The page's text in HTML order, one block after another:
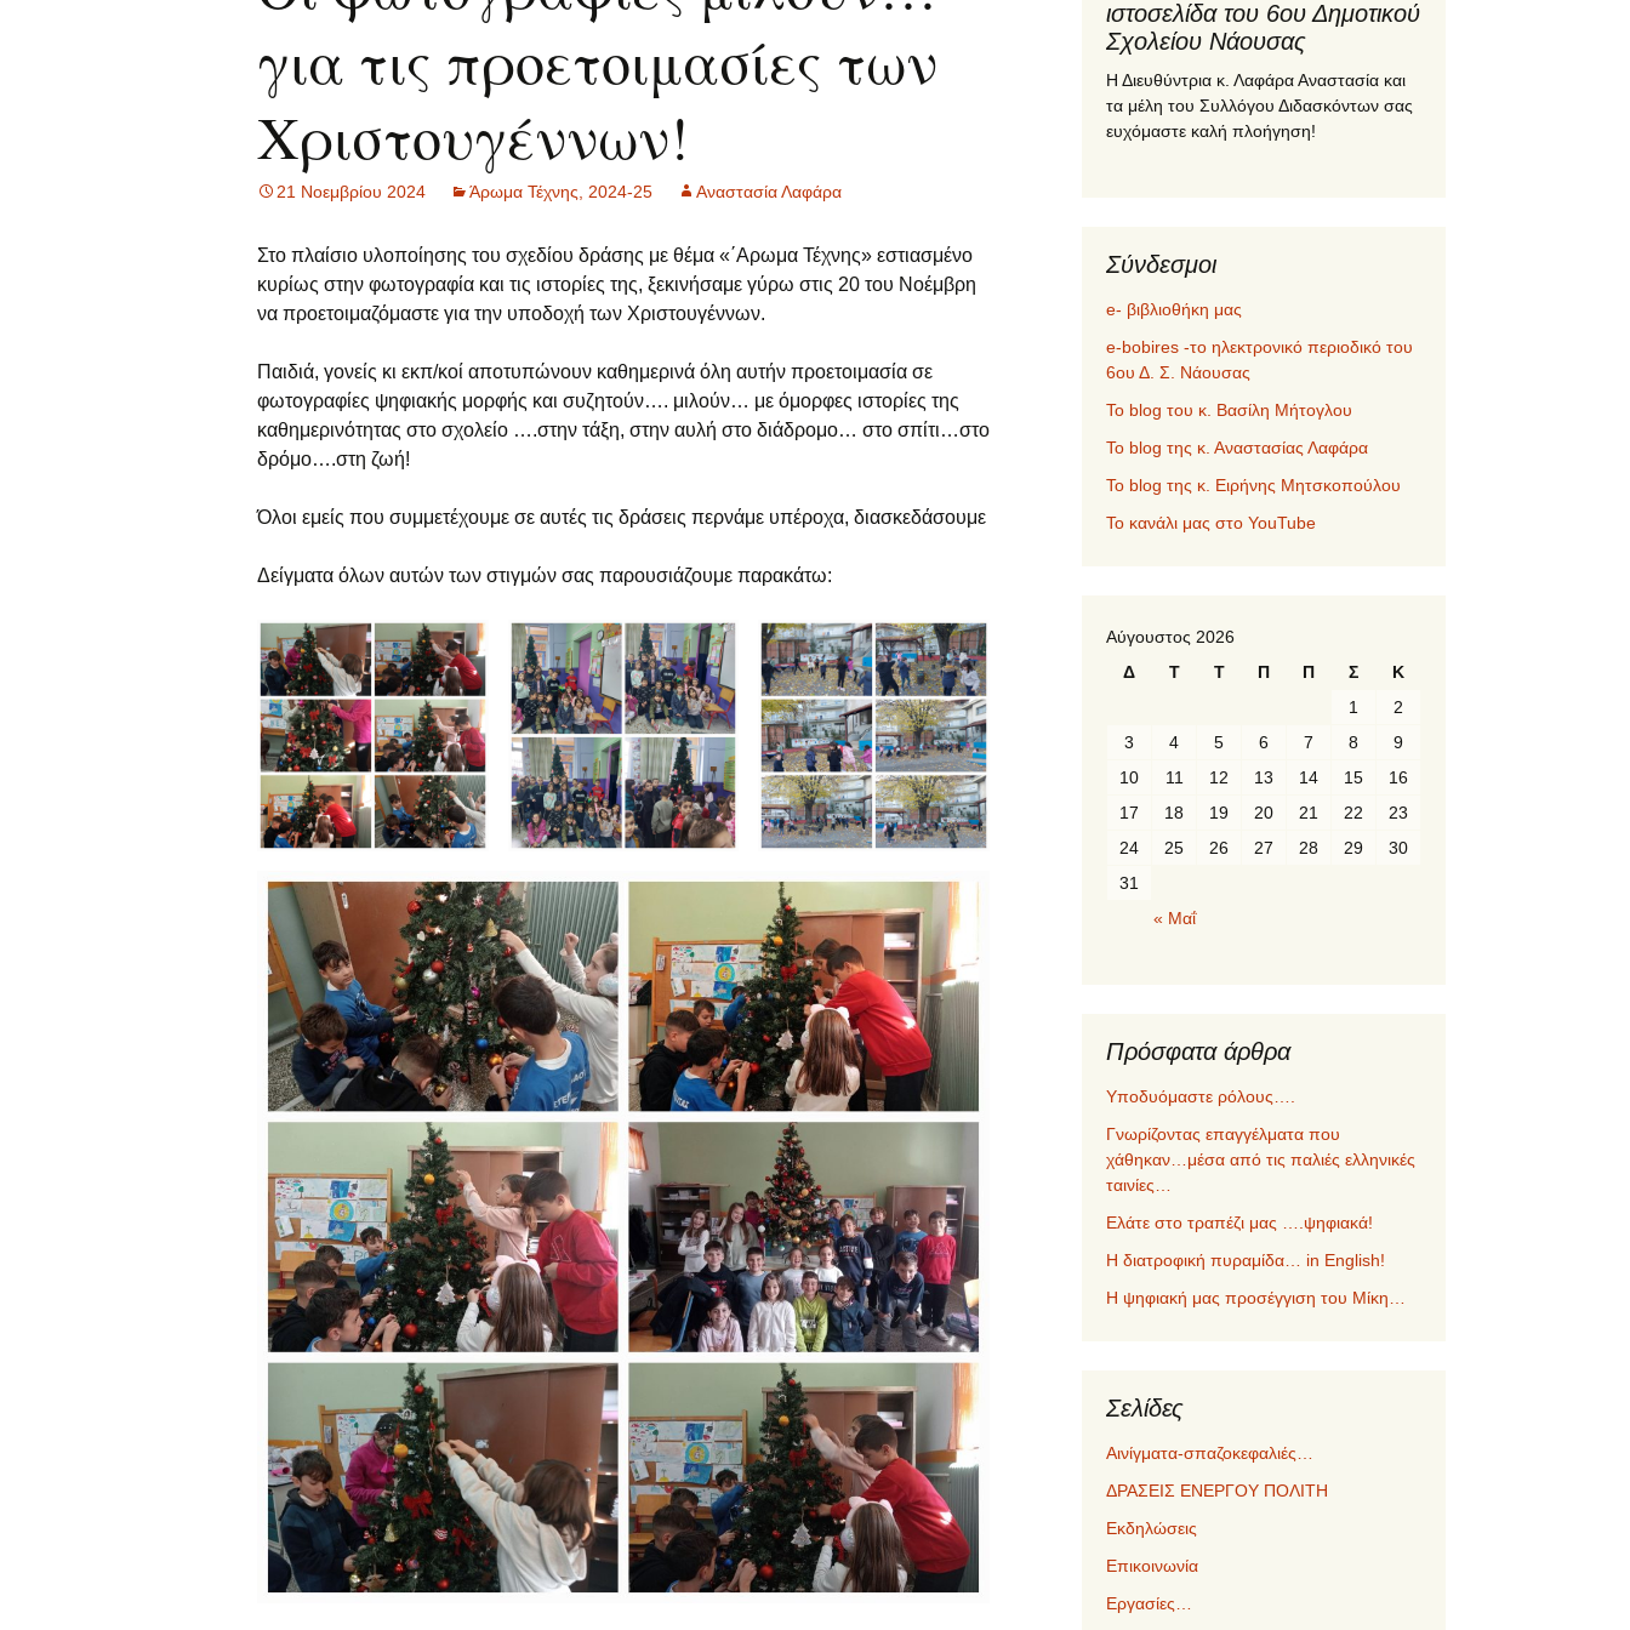
Οι μαθητές/ριες μας
αποστάσεως
αποστάσεως
Ε΄ τάξη… εξ
αποστάσεως
Στ΄ τάξη… εξ
αποστάσεως
ΤΠΕ… εξ αποστάσεως
Αγγλικά… εξ
αποστάσεως
Παράλληλη στήριξη…
αποστάσεως
Εικαστικά… εξ
αποστάσεως
Τμήμα Ένταξης… εξ
αποστάσεως
για τις προετοιμασίες των
Χριστουγέννων!
21 Νοεμβρίου 2024 Άρωμα Τέχνης, 2024-25 Αναστασία Λαφάρα
Στο πλαίσιο υλοποίησης του σχεδίου δράσης με θέμα «΄Αρωμα Τέχνης» εστιασμένο
κυρίως στην φωτογραφία και τις ιστορίες της, ξεκινήσαμε γύρω στις 20 του Νοέμβρη
να προετοιμαζόμαστε για την υποδοχή των Χριστουγέννων.
Παιδιά, γονείς κι εκπ/κοί αποτυπώνουν καθημερινά όλη αυτήν προετοιμασία σε
φωτογραφίες ψηφιακής μορφής και συζητούν…. μιλούν… με όμορφες ιστορίες της
καθημερινότητας στο σχολείο ….στην τάξη, στην αυλή στο διάδρομο… στο σπίτι…στο
δρόμο….στη ζωή!
Όλοι εμείς που συμμετέχουμε σε αυτές τις δράσεις περνάμε υπέροχα, διασκεδάσουμε
Δείγματα όλων αυτών των στιγμών σας παρουσιάζουμε παρακάτω:
ιστοσελίδα του 6ου Δημοτικού
Σχολείου Νάουσας
Η Διευθύντρια κ. Λαφάρα Αναστασία και
τα μέλη του Συλλόγου Διδασκόντων σας
ευχόμαστε καλή πλοήγηση!
Σύνδεσμοι
e- βιβλιοθήκη μας
e-bobires -το ηλεκτρονικό περιοδικό του
6ου Δ. Σ. Νάουσας
To blog του κ. Βασίλη Μήτογλου
Το blog της κ. Αναστασίας Λαφάρα
Το blog της κ. Ειρήνης Μητσκοπούλου
Το κανάλι μας στο YouTube
Αύγουστος 2026
Δ
Τ Τ Π Π Σ Κ
« Μαΐ
1
2
3
4 5 6 7 8
9
10
11 12 13 14 15
16
17
18 19 20 21 22
23
24
25 26 27 28 29
30
31
Πρόσφατα άρθρα
Υποδυόμαστε ρόλους….
Γνωρίζοντας επαγγέλματα που
χάθηκαν…μέσα από τις παλιές ελληνικές
ταινίες…
Ελάτε στο τραπέζι μας ….ψηφιακά!
Η διατροφική πυραμίδα… in English!
Η ψηφιακή μας προσέγγιση του Μίκη…
Σελίδες
Αινίγματα-σπαζοκεφαλιές…
ΔΡΑΣΕΙΣ ΕΝΕΡΓΟΥ ΠΟΛΙΤΗ
Εκδηλώσεις
Επικοινωνία
Εργασίες…